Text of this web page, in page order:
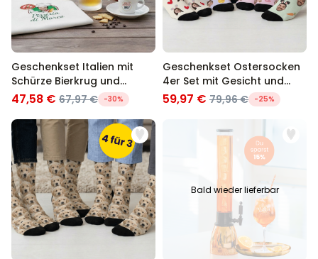
Geschenkset Italien mit
Schürze Bierkrug und
Espresso Tasse
47,58 € 67,97 € -30%
Geschenkset Ostersocken
4er Set mit Gesicht und
Hasenohren
59,97 € 79,96 € -25%
Bald wieder lieferbar